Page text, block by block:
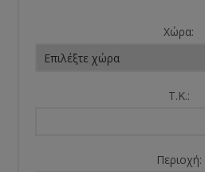
Χώρα:
Τ.Κ.:
Περιοχή: